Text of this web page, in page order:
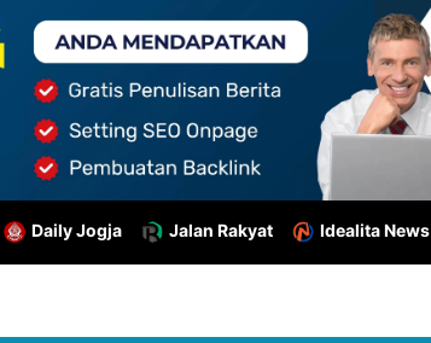
Daily Jogja Jalan Rakyat Idealita News